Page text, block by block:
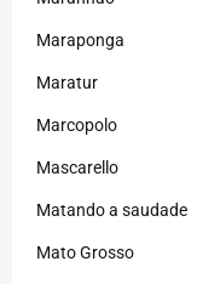
Maraponga
Maratur
Marcopolo
Mascarello
Matando a saudade
Mato Grosso